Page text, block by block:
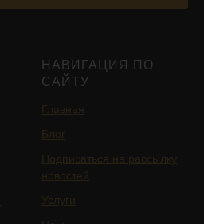
НАВИГАЦИЯ ПО
САЙТУ
Главная
Блог
Подписаться на рассылку
новостей
Услуги